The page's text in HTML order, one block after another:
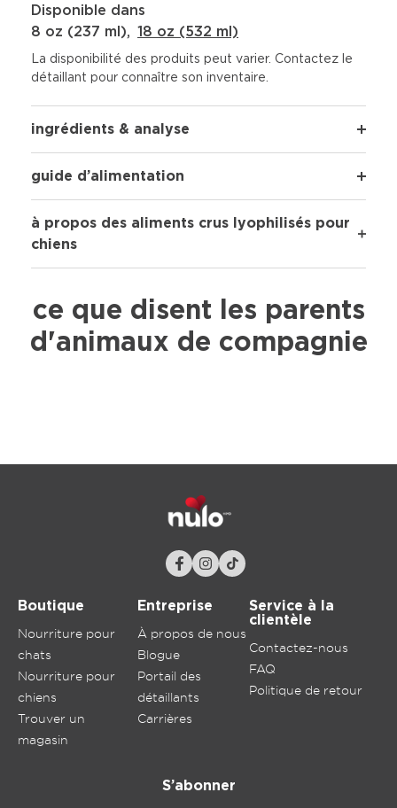
Disponible dans
8 oz (237 ml), 18 oz (532 ml)
La disponibilité des produits peut varier. Contactez le
détaillant pour connaître son inventaire.
ingrédients & analyse
guide d’alimentation
à propos des aliments crus lyophilisés pour
chiens
ce que disent les parents
d'animaux de compagnie
Boutique
Nourriture pour
chats
Nourriture pour
chiens
Trouver un
magasin
Entreprise
À propos de nous
Blogue
Portail des
détaillants
Carrières
Service à la
clientèle
Contactez-nous
FAQ
Politique de retour
S’abonner